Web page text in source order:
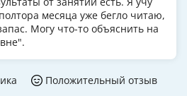
месяца уже бегло читаю,
Могу что-то объяснить на
Положительный отзыв